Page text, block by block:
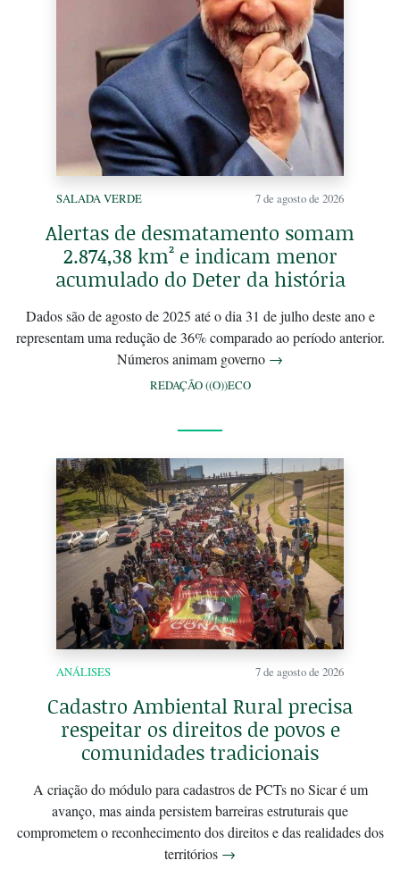
SALADA VERDE 7 de agosto de 2026
Alertas de desmatamento somam
2.874,38 km² e indicam menor
acumulado do Deter da história
Dados são de agosto de 2025 até o dia 31 de julho deste ano e
representam uma redução de 36% comparado ao período anterior.
Números animam governo →
REDAÇÃO ((O))ECO
ANÁLISES 7 de agosto de 2026
Cadastro Ambiental Rural precisa
respeitar os direitos de povos e
comunidades tradicionais
A criação do módulo para cadastros de PCTs no Sicar é um
avanço, mas ainda persistem barreiras estruturais que
comprometem o reconhecimento dos direitos e das realidades dos
territórios →